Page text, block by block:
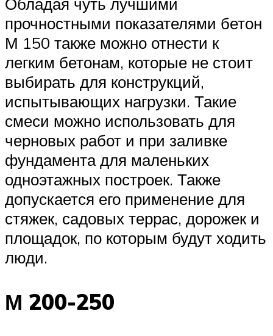
прочностными показателями бетон
М 150 также можно отнести к
легким бетонам, которые не стоит
выбирать для конструкций,
испытывающих нагрузки. Такие
смеси можно использовать для
черновых работ и при заливке
фундамента для маленьких
одноэтажных построек. Также
допускается его применение для
стяжек, садовых террас, дорожек и
площадок, по которым будут ходить
люди.
М 200-250